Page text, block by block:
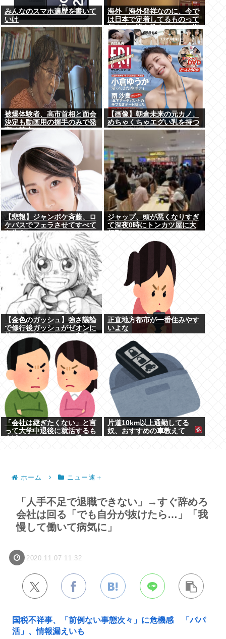
みんなのスマホ遍歴を書いて
いけ
海外「海外発祥なのに、今で
は日本で定着してるものって
何？その逆も教えて！」（海
外の反応）
被爆体験者、高市首相と面会
決定も動画用の握手のみで発
言は禁止www
【画像】朝倉未来の元カノ、
めちゃくちゃエグい乳を持つ
【悲報】ジャンポケ斉藤、ロ
ケバスでフェラさせてすべて
ジャップ、頭が悪くなりすぎ
て深夜0時にトンカツ屋に大
【金色のガッシュ】強さ議論
で修行後ガッシュがゼオンに
並んだ、超えてたって意見に
納得いかないんだけど
正直地方都市が一番住みやす
いよな
「会社は継ぎたくない」と言
って大学中退後に就活するも
片道10km以上通勤してる
奴、おすすめの車教えて
ホーム ニュー速＋
「人手不足で退職できない」→すぐ辞めろ
会社は回る「でも自分が抜けたら…」「我
慢して働いて病気に」
2020.11.07 11:32
国税不祥事、「前例ない事態次々」に危機感 「パパ
活」、情報漏えいも